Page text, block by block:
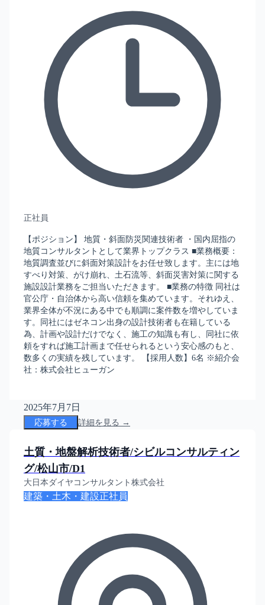
正社員
【ポジション】 地質・斜面防災関連技術者 ・国内屈指の
地質コンサルタントとして業界トップクラス ■業務概要：
地質調査並びに斜面対策設計をお任せ致します。主には地
すべり対策、がけ崩れ、土石流等、斜面災害対策に関する
施設設計業務をご担当いただきます。 ■業務の特徴 同社は
官公庁・自治体から高い信頼を集めています。それゆえ、
業界全体が不況にある中でも順調に案件数を増やしていま
す。同社にはゼネコン出身の設計技術者も在籍している
為、計画や設計だけでなく、施工の知識も有し、同社に依
頼をすれば施工計画まで任せられるという安心感のもと、
数多くの実績を残しています。 【採用人数】6名 ※紹介会
社：株式会社ヒューガン
2025年7月7日
応募する 詳細を見る →
土質・地盤解析技術者/シビルコンサルティン
グ/松山市/D1
大日本ダイヤコンサルタント株式会社
建築・土木・建設正社員